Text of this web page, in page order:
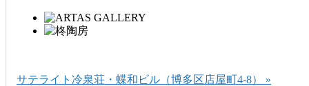
サテライト冷泉荘・蝶和ビル（博多区店屋町4-8） »